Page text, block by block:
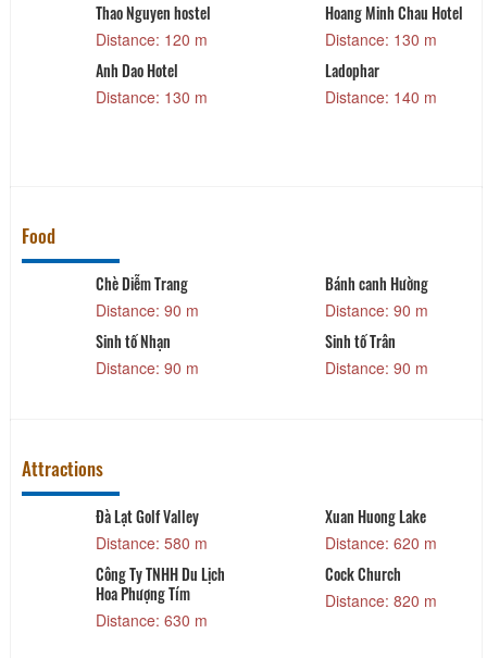
Thao Nguyen hostel
Distance: 120 m
Hoang Minh Chau Hotel
Distance: 130 m
Anh Dao Hotel
Distance: 130 m
Ladophar
Distance: 140 m
Food
Chè Diễm Trang
Distance: 90 m
Bánh canh Hường
Distance: 90 m
Sinh tố Nhạn
Distance: 90 m
Sinh tố Trân
Distance: 90 m
Attractions
Đà Lạt Golf Valley
Distance: 580 m
Xuan Huong Lake
Distance: 620 m
Công Ty TNHH Du Lịch
Hoa Phượng Tím
Distance: 630 m
Cock Church
Distance: 820 m